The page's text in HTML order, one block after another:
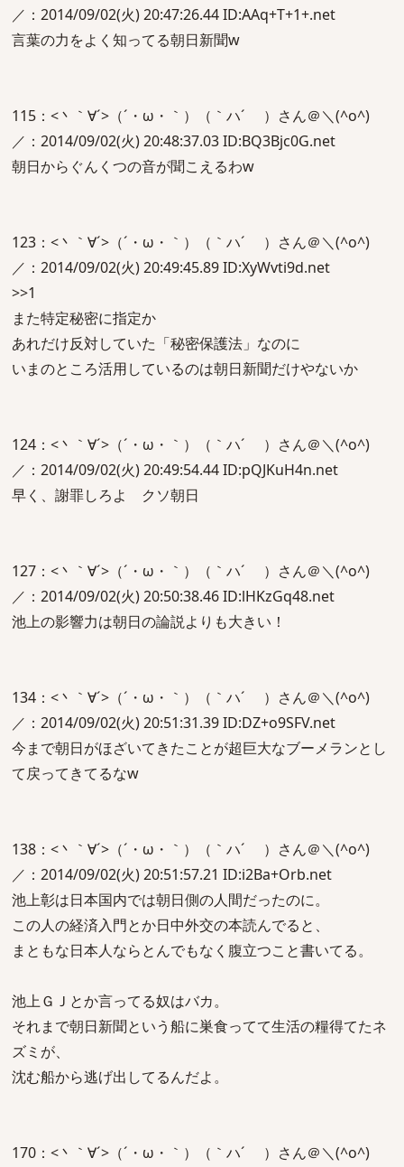
／：2014/09/02(火) 20:47:26.44 ID:AAq+T+1+.net
言葉の力をよく知ってる朝日新聞w
115：<丶｀∀´>（´・ω・｀）（｀ハ´ ）さん＠＼(^o^)
／：2014/09/02(火) 20:48:37.03 ID:BQ3Bjc0G.net
朝日からぐんくつの音が聞こえるわw
123：<丶｀∀´>（´・ω・｀）（｀ハ´ ）さん＠＼(^o^)
／：2014/09/02(火) 20:49:45.89 ID:XyWvti9d.net
>>1
また特定秘密に指定か
あれだけ反対していた「秘密保護法」なのに
いまのところ活用しているのは朝日新聞だけやないか
124：<丶｀∀´>（´・ω・｀）（｀ハ´ ）さん＠＼(^o^)
／：2014/09/02(火) 20:49:54.44 ID:pQJKuH4n.net
早く、謝罪しろよ クソ朝日
127：<丶｀∀´>（´・ω・｀）（｀ハ´ ）さん＠＼(^o^)
／：2014/09/02(火) 20:50:38.46 ID:lHKzGq48.net
池上の影響力は朝日の論説よりも大きい！
134：<丶｀∀´>（´・ω・｀）（｀ハ´ ）さん＠＼(^o^)
／：2014/09/02(火) 20:51:31.39 ID:DZ+o9SFV.net
今まで朝日がほざいてきたことが超巨大なブーメランとし
て戻ってきてるなw
138：<丶｀∀´>（´・ω・｀）（｀ハ´ ）さん＠＼(^o^)
／：2014/09/02(火) 20:51:57.21 ID:i2Ba+Orb.net
池上彰は日本国内では朝日側の人間だったのに。
この人の経済入門とか日中外交の本読んでると、
まともな日本人ならとんでもなく腹立つこと書いてる。
池上ＧＪとか言ってる奴はバカ。
それまで朝日新聞という船に巣食ってて生活の糧得てたネ
ズミが、
沈む船から逃げ出してるんだよ。
170：<丶｀∀´>（´・ω・｀）（｀ハ´ ）さん＠＼(^o^)